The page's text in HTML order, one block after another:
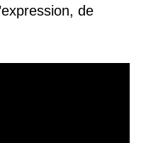
de